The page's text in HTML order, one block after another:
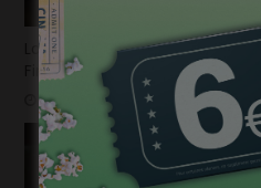
La bande-annonce du nouvel
Finale » fait trembler !
mars 26, 2025